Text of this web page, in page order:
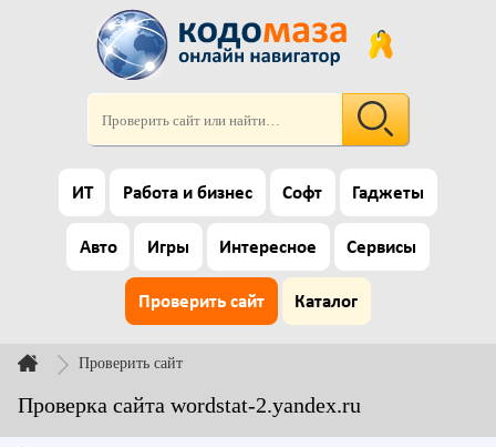
ИТ Работа и бизнес Софт Гаджеты
Авто Игры Интересное Сервисы
Проверить сайт Каталог
Проверить сайт
Проверка сайта wordstat-2.yandex.ru